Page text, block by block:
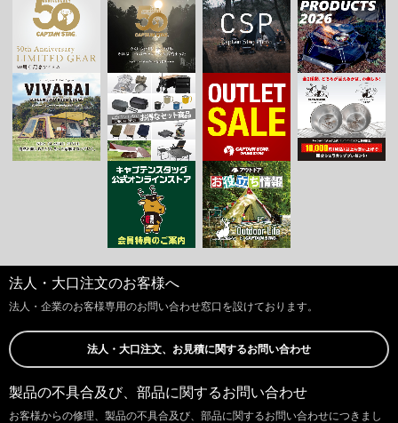
法人・大口注文のお客様へ
法人・企業のお客様専用のお問い合わせ窓口を設けております。
法人・大口注文、お見積に関するお問い合わせ
製品の不具合及び、部品に関するお問い合わせ
お客様からの修理、製品の不具合及び、部品に関するお問い合わせにつきまし